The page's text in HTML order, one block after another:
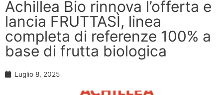
Achillea Bio rinnova l’offerta e
lancia FRUTTASÌ, linea
completa di referenze 100% a
base di frutta biologica
Luglio 8, 2025